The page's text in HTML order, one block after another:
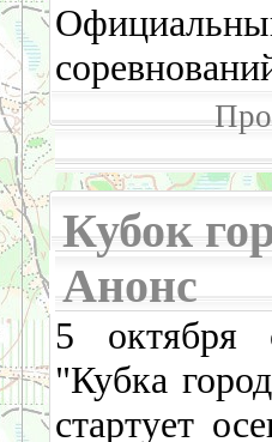
Кубок
Анонс
5 октября
"Кубка
стартует